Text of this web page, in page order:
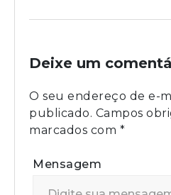
Deixe um
O seu endereço de e-
publicado. Campos
marcados com *
Mensagem